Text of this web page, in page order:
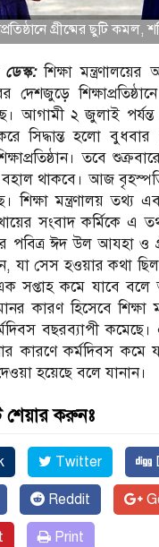
গ্রীষ্মের ছুটি কমল,
শিক্ষা মন্ত্রণালয়ের
দেশজুড়ে
আগামী ২ জুলাই
সিদ্ধান্ত হলো
তবে
বহাল থাকবে। আজ
শিক্ষা মন্ত্রণালয়
সংবাদ কর্মিকে এ তথ্য
পবিত্র ঈদ উল আযহা ও
যা সেস হওয়ার কথা
এক সপ্তাহ কমে যাবে
কারণ হিসেবে শিক্ষা
বছরব্যাপী কমেছে।
কারণে কর্মদিবস কমে
হয়েছে বলে যানান।
শেয়ার করুনঃ
Twitter
Reddit
Print